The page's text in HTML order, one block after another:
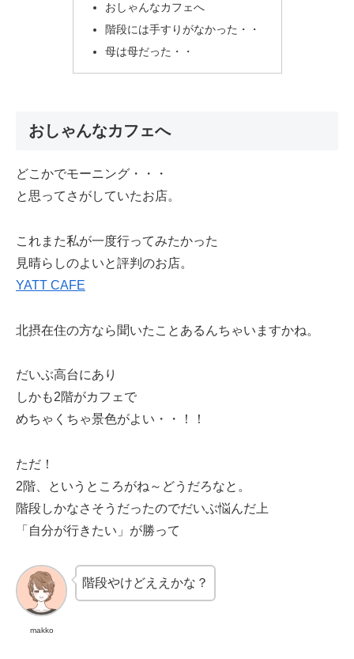
おしゃんなカフェへ
階段には手すりがなかった・・
母は母だった・・
おしゃんなカフェへ
どこかでモーニング・・・
と思ってさがしていたお店。
これまた私が一度行ってみたかった
見晴らしのよいと評判のお店。
YATT CAFE
北摂在住の方なら聞いたことあるんちゃいますかね。
だいぶ高台にあり
しかも2階がカフェで
めちゃくちゃ景色がよい・・！！
ただ！
2階、というところがね～どうだろなと。
階段しかなさそうだったのでだいぶ悩んだ上
「自分が行きたい」が勝って
makko
階段やけどええかな？